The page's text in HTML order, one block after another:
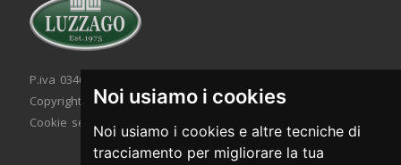
Noi usiamo i cookies
Noi usiamo i cookies e altre tecniche di
tracciamento per migliorare la tua
P.iva 03467320986 - C.F. 03467320986
Copyright © 2026. All rights reserved.
Cookie setting
| Cookie policy | Privacy policy